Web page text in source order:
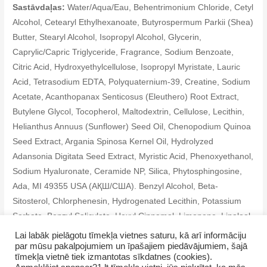
Sastāvdaļas: Water/Aqua/Eau, Behentrimonium Chloride, Cetyl
Alcohol, Cetearyl Ethylhexanoate, Butyrospermum Parkii (Shea)
Butter, Stearyl Alcohol, Isopropyl Alcohol, Glycerin,
Caprylic/Capric Triglyceride, Fragrance, Sodium Benzoate,
Citric Acid, Hydroxyethylcellulose, Isopropyl Myristate, Lauric
Acid, Tetrasodium EDTA, Polyquaternium-39, Creatine, Sodium
Acetate, Acanthopanax Senticosus (Eleuthero) Root Extract,
Butylene Glycol, Tocopherol, Maltodextrin, Cellulose, Lecithin,
Helianthus Annuus (Sunflower) Seed Oil, Chenopodium Quinoa
Seed Extract, Argania Spinosa Kernel Oil, Hydrolyzed
Adansonia Digitata Seed Extract, Myristic Acid, Phenoxyethanol,
Sodium Hyaluronate, Ceramide NP, Silica, Phytosphingosine,
Ada, MI 49355 USA (АҚШ/США). Benzyl Alcohol, Beta-
Sitosterol, Chlorphenesin, Hydrogenated Lecithin, Potassium
Sorbate, Benzyl Salicylate, Hexyl Cinnamal, Limonene, Linalool
Lai labāk pielāgotu tīmekļa vietnes saturu, kā arī informāciju
par mūsu pakalpojumiem un īpašajiem piedāvājumiem, šajā
tīmekļa vietnē tiek izmantotas sīkdatnes (cookies).